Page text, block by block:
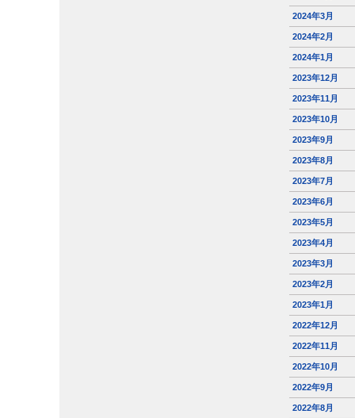
2024年3月
2024年2月
2024年1月
2023年12月
2023年11月
2023年10月
2023年9月
2023年8月
2023年7月
2023年6月
2023年5月
2023年4月
2023年3月
2023年2月
2023年1月
2022年12月
2022年11月
2022年10月
2022年9月
2022年8月